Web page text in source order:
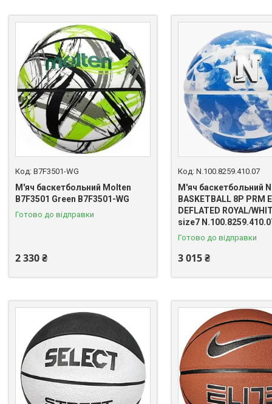
B7F3501-WG
М'яч баскетбольний Molten
B7F3501 Green B7F3501-WG
Готово до відправки
2 330 ₴
N.100.8259.410.07
М'яч баскетбольний
BASKETBALL 8P PRM
DEFLATED ROYAL/
size7
Готово до відправки
3 015 ₴